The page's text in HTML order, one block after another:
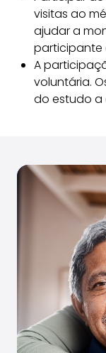
visitas ao
ajudar a
A
voluntária.
do estudo a